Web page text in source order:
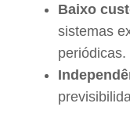
Baixo
sistemas
periódicas.